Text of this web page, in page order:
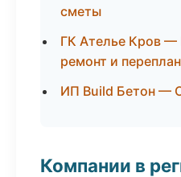
сметы
ГК Ателье Кров —
ремонт и
ИП Build Бетон —
Компании в